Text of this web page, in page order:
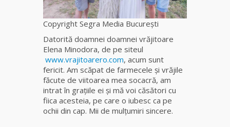
Tămăduitoarea
Minodora
Copyright Segra Media București
Datorită doamnei doamnei vrăjitoare
Elena Minodora, de pe siteul
www.vrajitoarero.com, acum sunt
fericit. Am scăpat de farmecele și vrăjile
făcute de viitoarea mea socacră, am
intrat în graţiile ei şi mă voi căsători cu
fiica acesteia, pe care o iubesc ca pe
ochii din cap. Mii de mulţumiri sincere.